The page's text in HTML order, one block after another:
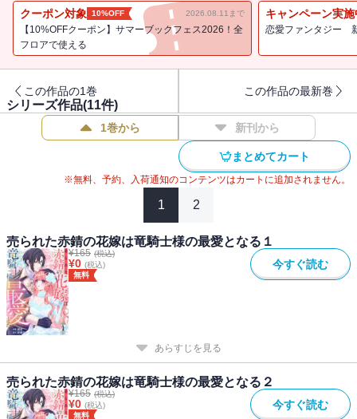
その血を絶やさないためにコーラルに課せられたのは、"月に一度の
夜伽"を行う事。
「私を怖がっても止めることはできないぞ」
なくなっていきーー！？
クーポン対象 10%OFF 2026.08.11まで
【10%OFFクーポン】サマーブックフェス2026！全
フロアで使える
キャンペーン実施
恋愛ファンタジー
この作品の1巻 この作品の最新巻
シリーズ作品(11件)
1巻から 新刊から
まとめてカート
※無料、予約、入荷通知のコンテンツはカートに追加されません。
1 2
売られた赤錆の花嫁は竜騎士様の最愛となる１
¥165 (税込)
¥0 (税込)
無料
今すぐ読む
あらすじを見る
売られた赤錆の花嫁は竜騎士様の最愛となる２
¥165 (税込)
¥0 (税込)
無料
今すぐ読む